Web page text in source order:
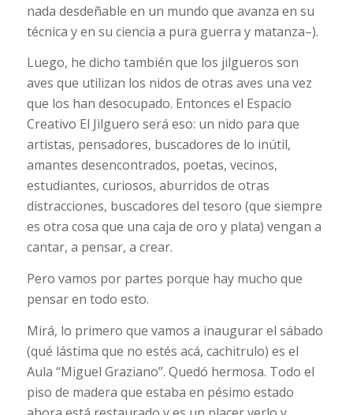
nada desdeñable en un mundo que avanza en su
técnica y en su ciencia a pura guerra y matanza–).
Luego, he dicho también que los jilgueros son
aves que utilizan los nidos de otras aves una vez
que los han desocupado. Entonces el Espacio
Creativo El Jilguero será eso: un nido para que
artistas, pensadores, buscadores de lo inútil,
amantes desencontrados, poetas, vecinos,
estudiantes, curiosos, aburridos de otras
distracciones, buscadores del tesoro (que siempre
es otra cosa que una caja de oro y plata) vengan a
cantar, a pensar, a crear.
Pero vamos por partes porque hay mucho que
pensar en todo esto.
Mirá, lo primero que vamos a inaugurar el sábado
(qué lástima que no estés acá, cachitrulo) es el
Aula “Miguel Graziano”. Quedó hermosa. Todo el
piso de madera que estaba en pésimo estado